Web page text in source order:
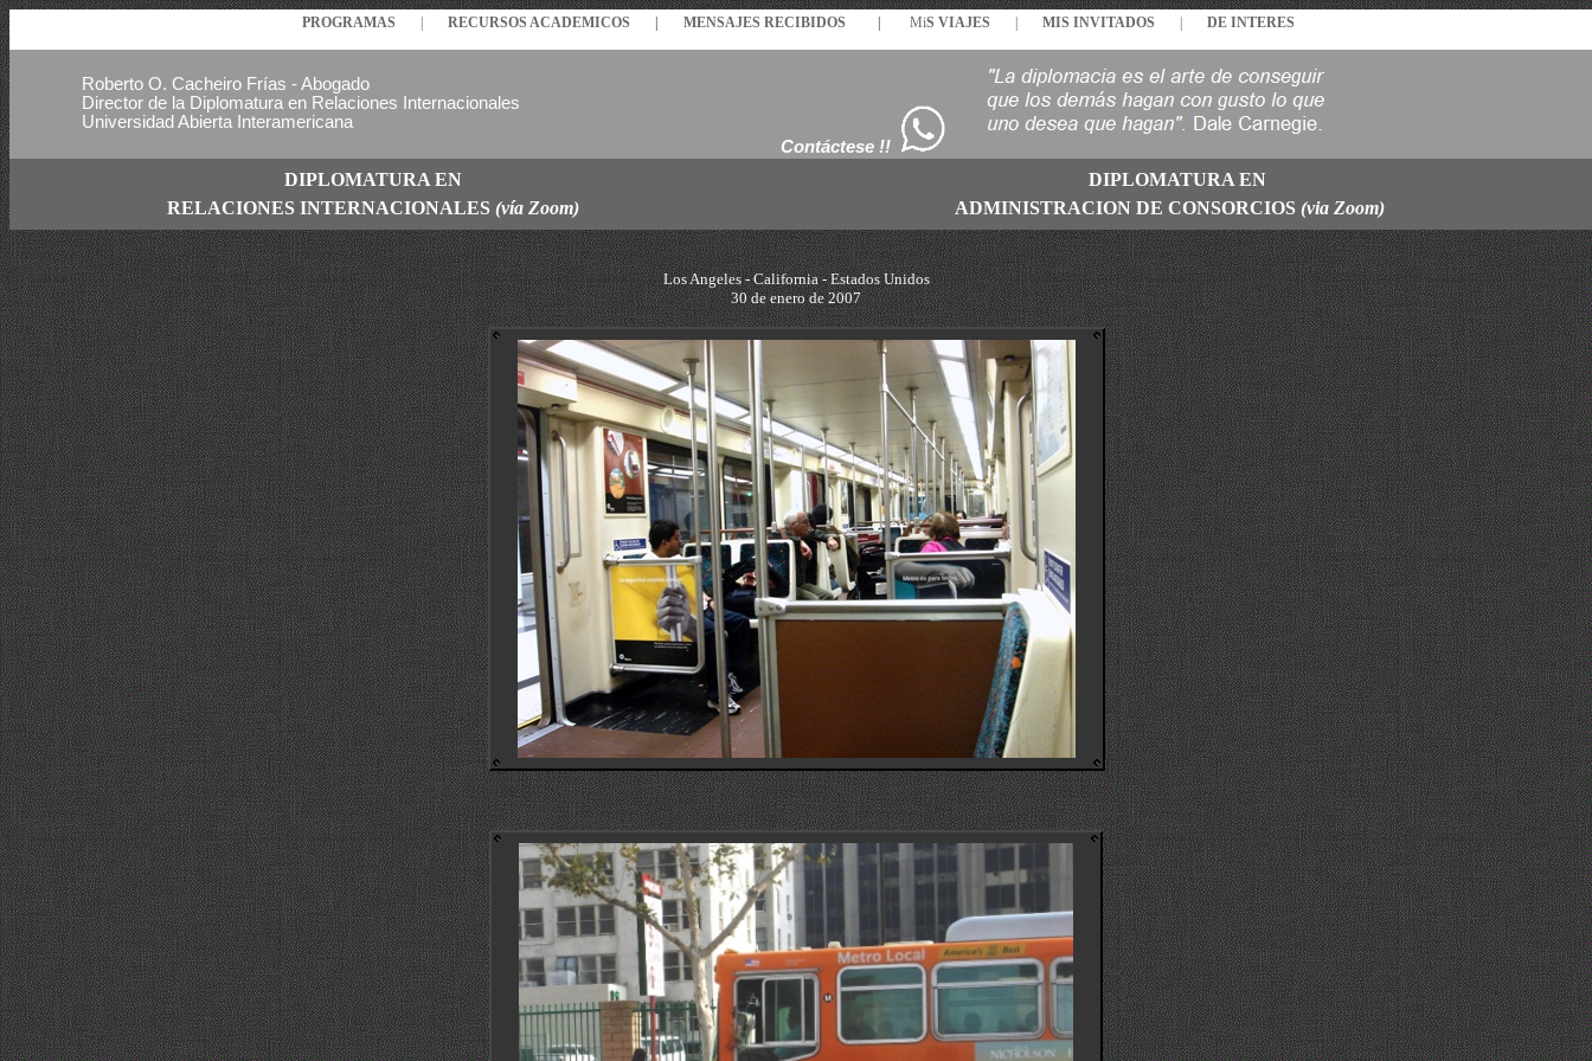
PROGRAMAS RECURSOS ACADEMICOS | MENSAJES RECIBIDOS MiS VIAJES MIS INVITADOS DE INTERES
Roberto O. Cacheiro Frías - Abogado
Director de la Diplomatura en Relaciones Internacionales
Universidad Abierta Interamericana
Contáctese !!
DIPLOMATURA EN
RELACIONES INTERNACIONALES (vía Zoom)
DIPLOMATURA EN
ADMINISTRACION DE CONSORCIOS (via Zoom)
Los Angeles - California - Estados Unidos
30 de enero de 2007